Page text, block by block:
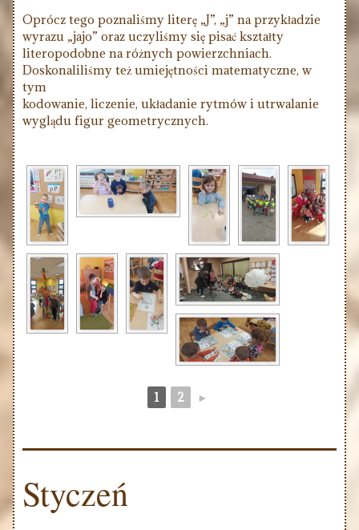
Oprócz tego poznaliśmy literę „J”, „j” na przykładzie
wyrazu „jajo” oraz uczyliśmy się pisać kształty
literopodobne na różnych powierzchniach.
Doskonaliliśmy też umiejętności matematyczne, w
tym
kodowanie, liczenie, układanie rytmów i utrwalanie
wyglądu figur geometrycznych.
1 2 ►
Styczeń